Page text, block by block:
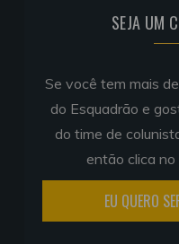
SEJA UM
Se você tem mais
do Esquadrão e
do time de
então clica
EU QUERO